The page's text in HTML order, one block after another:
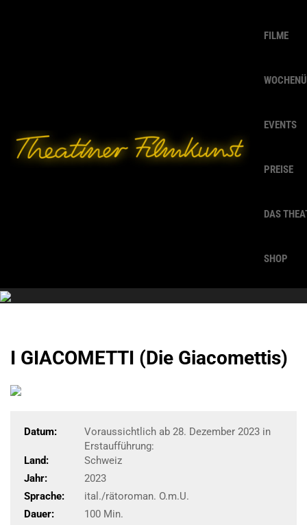
FILME
EVENTS
PREISE
DAS
SHOP
I GIACOMETTI (Die Giacomettis)
Datum:
Voraussichtlich ab 28. Dezember 2023 in
Erstaufführung:
Land:
Schweiz
Jahr:
2023
Sprache:
ital./rätoroman. O.m.U.
Dauer:
100 Min.